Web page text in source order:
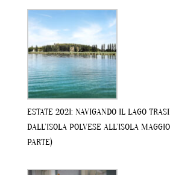
ESTATE 2021: NAVIGANDO IL LAGO
DALL’ISOLA POLVESE ALL’ISOLA
PARTE)